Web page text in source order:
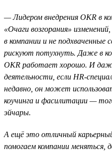
— Лидером внедрения OKR в
«Очаги возгорания»
в компании и не подхваченные
рискуют потухнуть. Даже в
OKR работает хорошо. И
деятельности, если HR-
недавно, он может
коучинга и фасилитации —
эйчары.
А ещё это отличный
помогаем компании меняться,